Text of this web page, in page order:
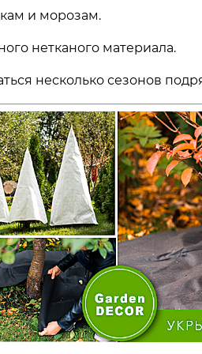
и морозам.
нетканого материала.
несколько сезонов